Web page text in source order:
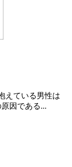
えている男性は
因である...